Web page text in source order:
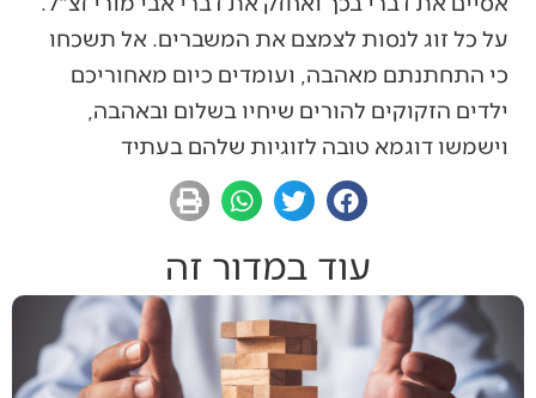
על כל זוג לנסות לצמצם את המשברים. אל תשכחו
כי התחתנתם מאהבה, ועומדים כיום מאחוריכם
ילדים הזקוקים להורים שיחיו בשלום ובאהבה,
וישמשו דוגמא טובה לזוגיות שלהם בעתיד
עוד במדור זה